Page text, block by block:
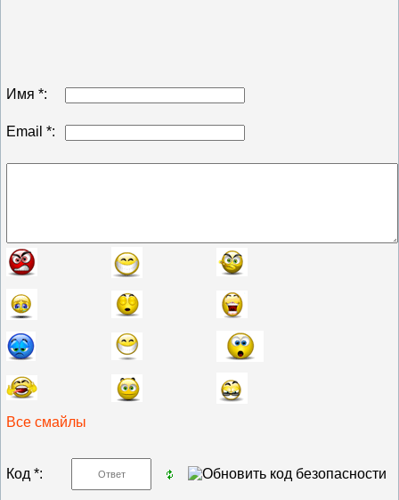
Имя *:
Email *:
Все смайлы
Код *: